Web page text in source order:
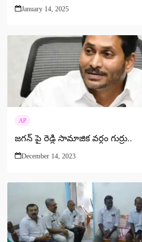
January 14, 2025
AP
జగన్ పై రెడ్డి సామాజిక వర్గం గుర్రు..
December 14, 2023